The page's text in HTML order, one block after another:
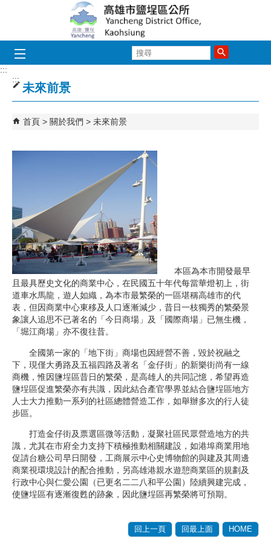
跳到主要內容區塊
尋
:::
:::
未來前景
首頁 關於我們 未來前景
本區為本市開發最早
且最具歷史文化的商業中心，在民國五十年代每當華燈初上，街
道車水馬龍，遊人如織，為本市最繁榮的一區堪稱高雄市的代
表，但因商業中心東移及人口逐漸減少，昔日一枝獨秀的繁榮景
象讓人追思不已著名的「今日商場」及「國際商場」已無生機，
「堀江商場」亦不復往昔。
全國第一家的「地下街」商場也因經營不善，毀於祝融之
下，現僅大勇路及五福四路及著名「金仔街」的新樂街尚有一線
商機，惟因鹽埕區昔日的繁榮，是高雄人的共同記憶，希望再造
鹽埕區促進繁榮亦有共識，因此結合產官學界並結合鹽埕區地方
人士大力推動一系列的社區總體營造工作，如舉辦多次的行人徒
步區。
打造金仔街及票選區微等活動，凝聚社區民眾營造地方的共
識，尤其在市府全力支持下積極推動相關建設，如港埠商業用地
促請台糖公司早日開發，工商展示中心史博物館的與建及其周邊
商業視環境設計的配合推動，另高雄港親水遊憩商業區的規劃及
行政中心與仁愛公園（已更名二二八和平公園）陸續興建完成，
使鹽埕區有逐漸復甦的跡象，因此鹽埕區再繁榮將可預期。
回上一頁 回最上面 HOME